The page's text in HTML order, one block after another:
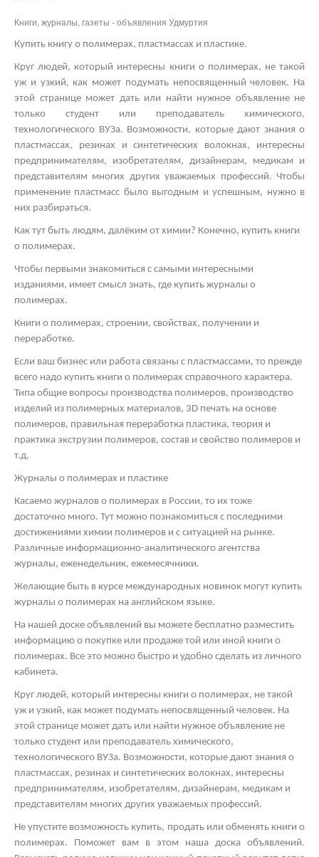
Применить Сбросить фильтр
Книги, журналы, газеты - объявления Удмуртия
Купить книгу о полимерах, пластмассах и пластике.
Круг людей, который интересны книги о полимерах, не такой
уж и узкий, как может подумать непосвященный человек. На
этой странице может дать или найти нужное объявление не
только студент или преподаватель химического,
технологического ВУЗа. Возможности, которые дают знания о
пластмассах, резинах и синтетических волокнах, интересны
предпринимателям, изобретателям, дизайнерам, медикам и
представителям многих других уважаемых профессий. Чтобы
применение пластмасс было выгодным и успешным, нужно в
них разбираться.
Как тут быть людям, далёким от химии? Конечно, купить книги
о полимерах.
Чтобы первыми знакомиться с самыми интересными
изданиями, имеет смысл знать, где купить журналы о
полимерах.
Книги о полимерах, строении, свойствах, получении и
переработке.
Если ваш бизнес или работа связаны с пластмассами, то прежде
всего надо купить книги о полимерах справочного характера.
Типа общие вопросы производства полимеров, производство
изделий из полимерных материалов, 3D печать на основе
полимеров, правильная переработка пластика, теория и
практика экструзии полимеров, состав и свойство полимеров и
т.д.
Журналы о полимерах и пластике
Касаемо журналов о полимерах в России, то их тоже
достаточно много. Тут можно познакомиться с последними
достижениями химии полимеров и с ситуацией на рынке.
Различные информационно-аналитического агентства
журналы, еженедельник, ежемесячники.
Желающие быть в курсе международных новинок могут купить
журналы о полимерах на английском языке.
На нашей доске объявлений вы можете бесплатно разместить
информацию о покупке или продаже той или иной книги о
полимерах. Все это можно быстро и удобно сделать из личного
кабинета.
Круг людей, который интересны книги о полимерах, не такой
уж и узкий, как может подумать непосвященный человек. На
этой странице может дать или найти нужное объявление не
только студент или преподаватель химического,
технологического ВУЗа. Возможности, которые дают знания о
пластмассах, резинах и синтетических волокнах, интересны
предпринимателям, изобретателям, дизайнерам, медикам и
представителям многих других уважаемых профессий.
Не упустите возможность купить, продать или обменять книги о
полимерах. Поможет вам в этом наша доска объявлений.